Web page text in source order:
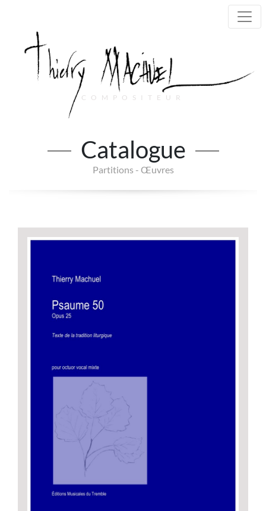
COMPOSITEUR
Main Navigation
Catalogue
Partitions - Œuvres